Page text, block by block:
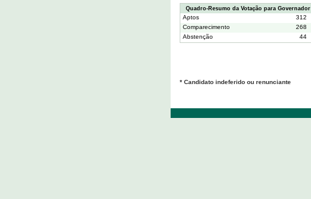
Quadro-Resumo da Votação para Governador
Aptos
312
Comparecimento
268
Abstenção
44
* Candidato indeferido ou renunciante